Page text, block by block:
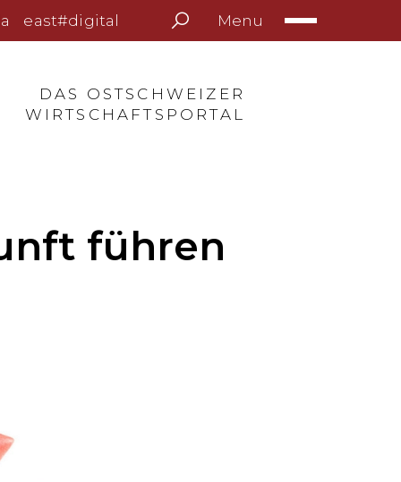
east#digital Menu
DAS OSTSCHWEIZER
WIRTSCHAFTSPORTAL
führen